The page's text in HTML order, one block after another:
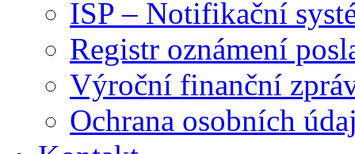
ISP – Notifikační
Registr oznámení
Výroční finanční
Ochrana osobních